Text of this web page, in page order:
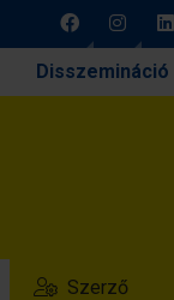
Disszemináció
Szerző